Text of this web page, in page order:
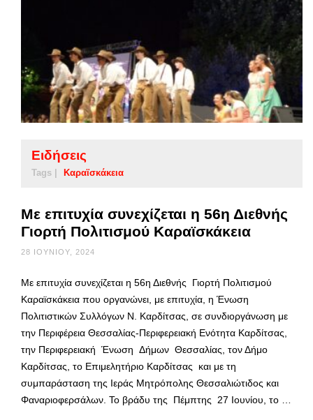
Ειδήσεις
Tags | Καραϊσκάκεια
Με επιτυχία συνεχίζεται η 56η Διεθνής
Γιορτή Πολιτισμού Καραϊσκάκεια
28 ΙΟΥΝΊΟΥ, 2024
Με επιτυχία συνεχίζεται η 56η Διεθνής Γιορτή Πολιτισμού
Καραϊσκάκεια που οργανώνει, με επιτυχία, η Ένωση
Πολιτιστικών Συλλόγων Ν. Καρδίτσας, σε συνδιοργάνωση με
την Περιφέρεια Θεσσαλίας-Περιφερειακή Ενότητα Καρδίτσας,
την Περιφερειακή Ένωση Δήμων Θεσσαλίας, τον Δήμο
Καρδίτσας, το Επιμελητήριο Καρδίτσας και με τη
συμπαράσταση της Ιεράς Μητρόπολης Θεσσαλιώτιδος και
Φαναριοφερσάλων. Το βράδυ της Πέμπτης 27 Ιουνίου, το …